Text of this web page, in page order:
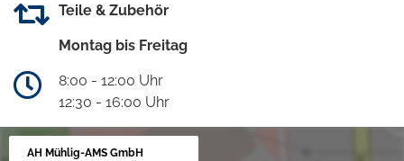
Teile & Zubehör
Montag bis Freitag
8:00 - 12:00 Uhr
12:30 - 16:00 Uhr
AH Mühlig-AMS GmbH